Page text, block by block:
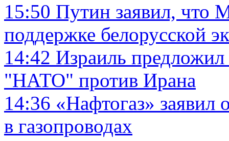
15:50 Путин заявил, что
поддержке белорусской
14:42 Израиль предложил
"НАТО" против Ирана
14:36 «Нафтогаз» заявил
в газопроводах